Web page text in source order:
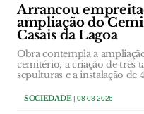
Arrancou
ampliação do
Casais da Lagoa
Obra contempla a
cemitério, a criação de três
sepulturas e a instalação de
SOCIEDADE| 08-08-2026